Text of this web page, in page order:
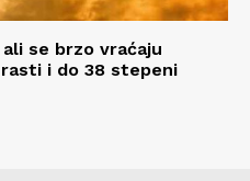
se brzo vraćaju
i do 38 stepeni